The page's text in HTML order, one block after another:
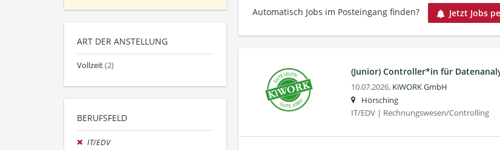
ART DER ANSTELLUNG
Vollzeit(2)
BERUFSFELD
IT/EDV
Automatisch Jobs im Posteingang finden? Jetzt Jobs
(Junior) Controller*in für
10.07.2026, KiWORK GmbH
Hörsching
IT/EDV | Rechnungswesen/Controlling